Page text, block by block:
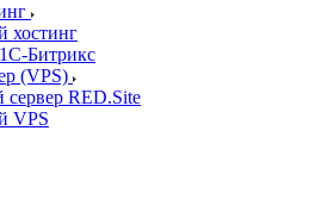
хостинг
Битрикс
(VPS)
RED.Site
VPS